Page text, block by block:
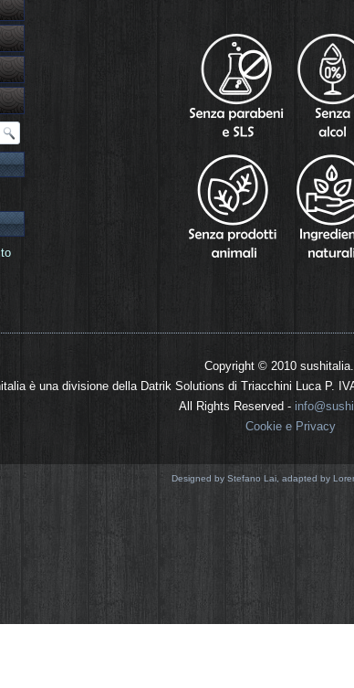
Copyright © 2010
è una divisione della Datrik Solutions di Triacchini Luca P.
All Rights Reserved -
Cookie e Privacy
Designed by Stefano Lai, adapted by